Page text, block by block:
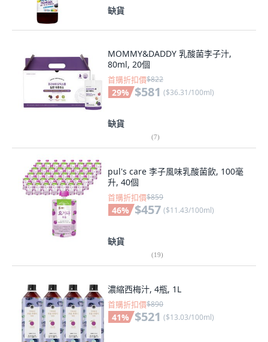
缺貨
MOMMY&DADDY 乳酸菌李子汁,
80ml, 20個
首購折扣價$822
29% $581 ($36.31/100ml)
缺貨
(7)
pul's care 李子風味乳酸菌飲, 100毫
升, 40個
首購折扣價$859
46% $457 ($11.43/100ml)
缺貨
(19)
濃縮西梅汁, 4瓶, 1L
首購折扣價$890
41% $521 ($13.03/100ml)